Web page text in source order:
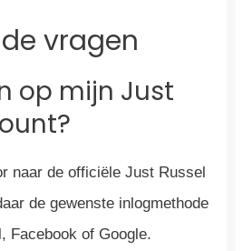
vragen
op mijn Just
naar de officiële Just Russel
de gewenste inlogmethode
Facebook of Google.